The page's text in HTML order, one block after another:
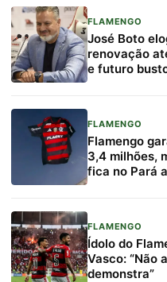
FLAMENGO
José Boto
renovação
e futuro
FLAMENGO
Flamengo
3,4 milhões,
fica no Pará
FLAMENGO
Ídolo do
Vasco: “Não
demonstra”